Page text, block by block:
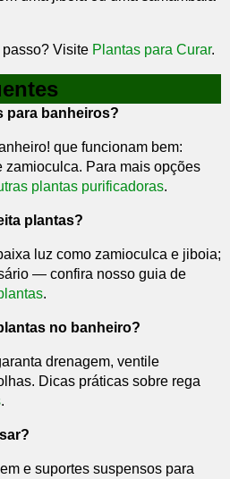
Visite Plantas para Curar.
para banheiros?
que funcionam bem:
zamioculca. Para mais opções
plantas purificadoras.
plantas?
luz como zamioculca e jiboia;
— confira nosso guia de
.
no banheiro?
drenagem, ventile
Dicas práticas sobre rega
.
e suportes suspensos para